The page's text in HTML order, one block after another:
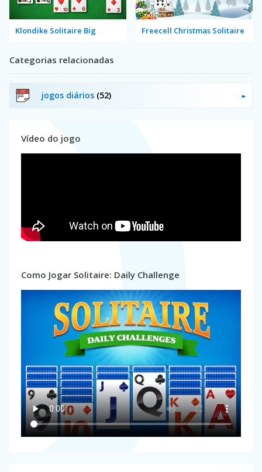
Klondike Solitaire Big Freecell Christmas Solitaire
Categorias relacionadas
jogos diários (52)
Vídeo do jogo
Como Jogar Solitaire: Daily Challenge